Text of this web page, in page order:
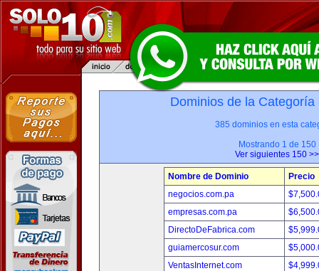
Dominios de la
385 dominios en esta
Mostrando 1 de 150
Ver siguientes 150 >>
Nombre de Dominio
Precio
negocios.com.pa
empresas.com.pa
DirectoDeFabrica.com
guiamercosur.com
VentasInternet.com